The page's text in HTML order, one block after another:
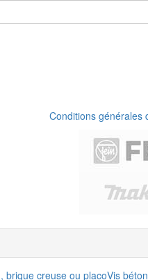
Conditions générales
brique creuse ou placoVis